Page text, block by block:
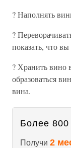
? Наполнять
?
показать, что
? Хранить вино
образоваться
вина.
Более 800
Получи 2